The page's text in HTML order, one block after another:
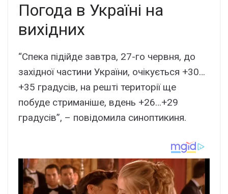
Погода в Україні на
вихідних
“Спека підійде завтра, 27-го червня, до
західної частини України, очікується +30…
+35 градусів, на решті території ще
побуде стриманіше, вдень +26…+29
градусів”, – повідомила синоптикиня.